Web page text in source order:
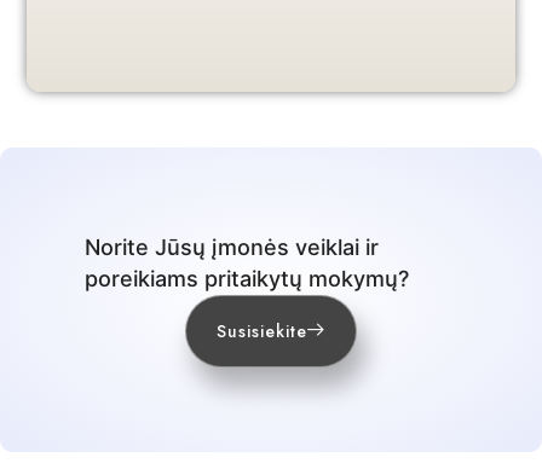
Norite Jūsų įmonės veiklai ir
poreikiams pritaikytų mokymų?
Susisiekite